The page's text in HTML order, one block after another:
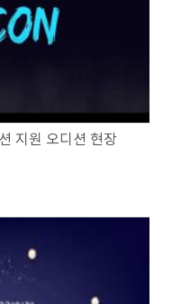
지원 오디션 현장